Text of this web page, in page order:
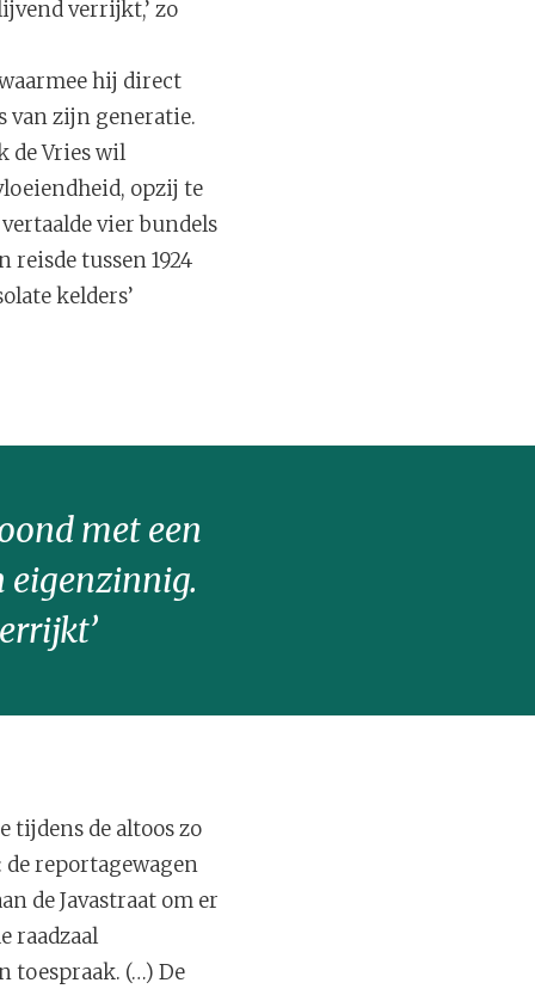
verrijkt,’ zo
waarmee hij direct
van zijn generatie.
de Vries wil
opzij te
vier bundels
reisde tussen 1924
kelders’
met een
eigenzinnig.
tijdens de altoos zo
reportagewagen
de Javastraat om er
raadzaal
toespraak. (…) De